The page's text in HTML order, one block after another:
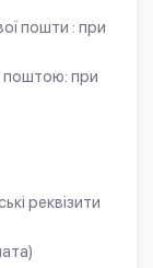
пошти : при
поштою: при
реквізити